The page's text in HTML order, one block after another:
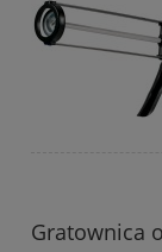
Gratownica